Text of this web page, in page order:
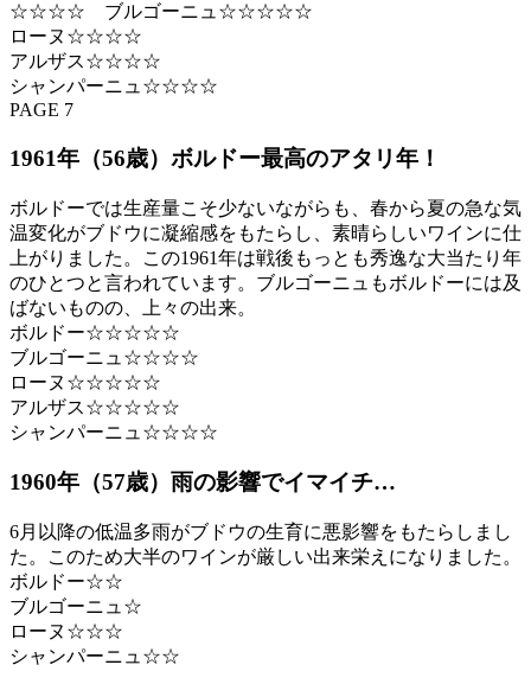
☆☆☆☆ ブルゴーニュ☆☆☆☆☆
ローヌ☆☆☆☆
アルザス☆☆☆☆
シャンパーニュ☆☆☆☆
PAGE 7
1961年（56歳）ボルドー最高のアタリ年！
ボルドーでは生産量こそ少ないながらも、春から夏の急な気
温変化がブドウに凝縮感をもたらし、素晴らしいワインに仕
上がりました。この1961年は戦後もっとも秀逸な大当たり年
のひとつと言われています。ブルゴーニュもボルドーには及
ばないものの、上々の出来。
ボルドー☆☆☆☆☆
ブルゴーニュ☆☆☆☆
ローヌ☆☆☆☆☆
アルザス☆☆☆☆☆
シャンパーニュ☆☆☆☆
1960年（57歳）雨の影響でイマイチ…
6月以降の低温多雨がブドウの生育に悪影響をもたらしまし
た。このため大半のワインが厳しい出来栄えになりました。
ボルドー☆☆
ブルゴーニュ☆
ローヌ☆☆☆
シャンパーニュ☆☆